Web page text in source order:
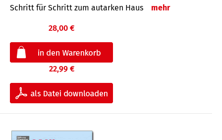
Schritt für Schritt zum autarken Haus mehr
28,00 €
22,99 €